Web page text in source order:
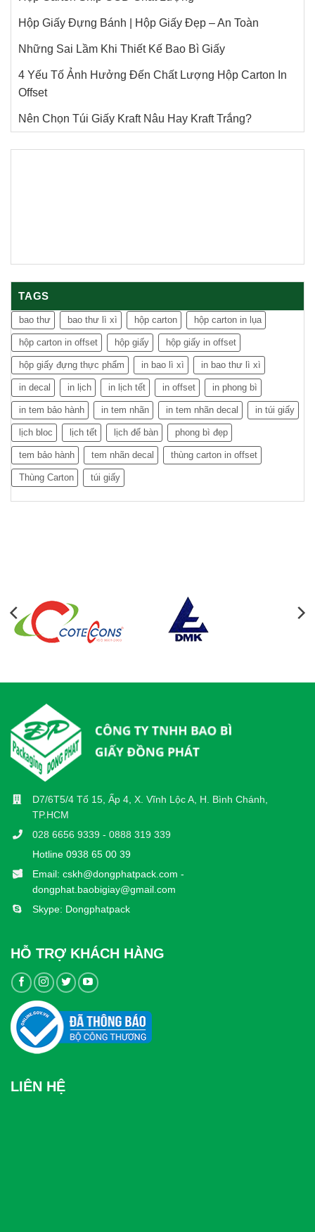
Hộp Giấy Đựng Bánh | Hộp Giấy Đẹp – An Toàn
Những Sai Lầm Khi Thiết Kế Bao Bì Giấy
4 Yếu Tố Ảnh Hưởng Đến Chất Lượng Hộp Carton In
Offset
Nên Chọn Túi Giấy Kraft Nâu Hay Kraft Trắng?
TAGS
bao thư bao thư lì xì hộp carton hộp carton in lụa
hộp carton in offset hộp giấy hộp giấy in offset
hộp giấy đựng thực phẩm in bao lì xì in bao thư lì xì
in decal in lịch in lịch tết in offset in phong bì
in tem bảo hành in tem nhãn in tem nhãn decal in túi giấy
lịch bloc lịch tết lịch để bàn phong bì đẹp
tem bảo hành tem nhãn decal thùng carton in offset
Thùng Carton túi giấy
D7/6T5/4 Tổ 15, Ấp 4, X. Vĩnh Lộc A, H. Bình Chánh,
TP.HCM
028 6656 9339 - 0888 319 339
Hotline 0938 65 00 39
Email: cskh@dongphatpack.com -
dongphat.baobigiay@gmail.com
Skype: Dongphatpack
HỖ TRỢ KHÁCH HÀNG
LIÊN HỆ